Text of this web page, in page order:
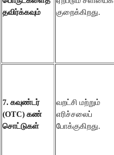
தவிர்க்கவும்
குறைக்கிறது.
7. கவுண்டர்
(OTC) கண்
சொட்டுகள்
வறட்சி மற்றும்
எரிச்சலைப்
போக்குகிறது.